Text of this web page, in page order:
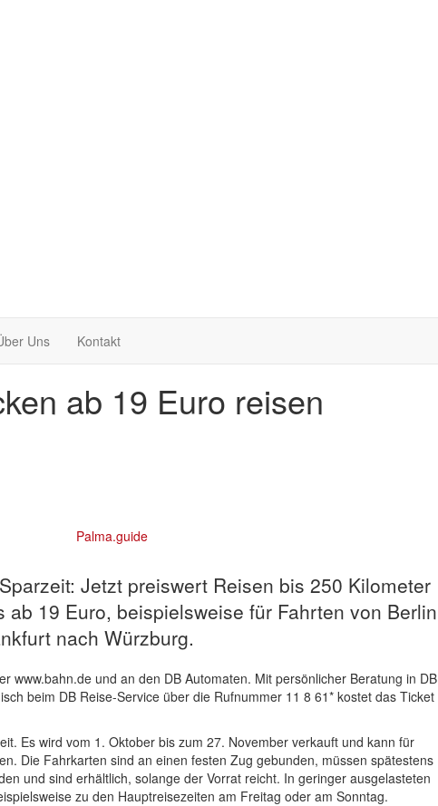
Uns Kontakt
ab 19 Euro reisen
Jetzt preiswert Reisen bis 250 Kilometer
ab 19 Euro, beispielsweise für Fahrten von Berlin
nach Würzburg.
www.bahn.de und an den DB Automaten. Mit persönlicher Beratung in DB
beim DB Reise-Service über die Rufnummer 11 8 61* kostet das Ticket
Es wird vom 1. Oktober bis zum 27. November verkauft und kann für
Die Fahrkarten sind an einen festen Zug gebunden, müssen spätestens
und sind erhältlich, solange der Vorrat reicht. In geringer ausgelasteten
zu den Hauptreisezeiten am Freitag oder am Sonntag.